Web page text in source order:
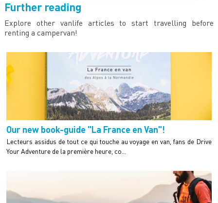
Further reading
Explore other vanlife articles to start travelling before
renting a campervan!
Our new book-guide "La France en Van"!
Lecteurs assidus de tout ce qui touche au voyage en van, fans de Drive
Your Adventure de la première heure, co...